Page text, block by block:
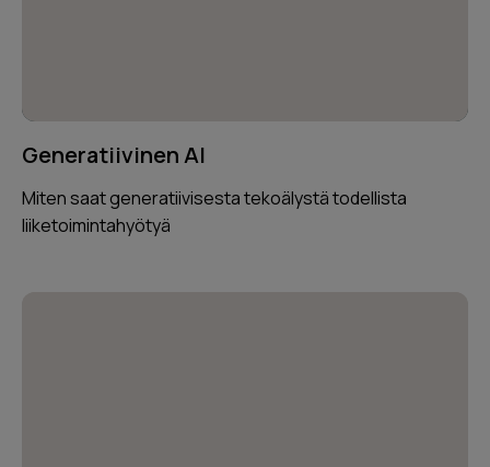
Generatiivinen AI
Miten saat generatiivisesta tekoälystä todellista
liiketoimintahyötyä